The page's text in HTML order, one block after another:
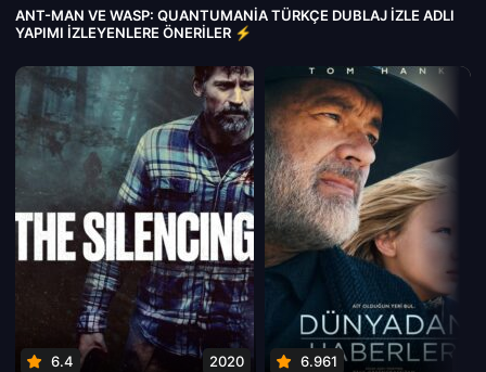
ANT-MAN VE WASP: QUANTUMANIA TÜRKÇE DUBLAJ IZLE ADLI
YAPIMI İZLEYENLERE ÖNERILER ⚡
6.4 2020 6.961